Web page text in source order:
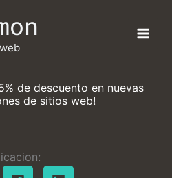
de descuento en nuevas
de sitios web!